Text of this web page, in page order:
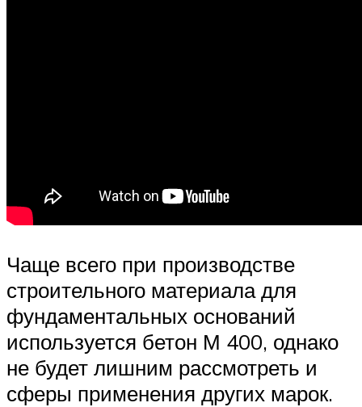
Чаще всего при производстве
строительного материала для
фундаментальных оснований
используется бетон М 400, однако
не будет лишним рассмотреть и
сферы применения других марок.